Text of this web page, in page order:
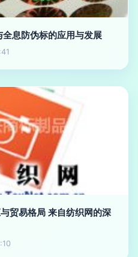
息防伪标的应用与发展
贸易格局 来自纺织网的深